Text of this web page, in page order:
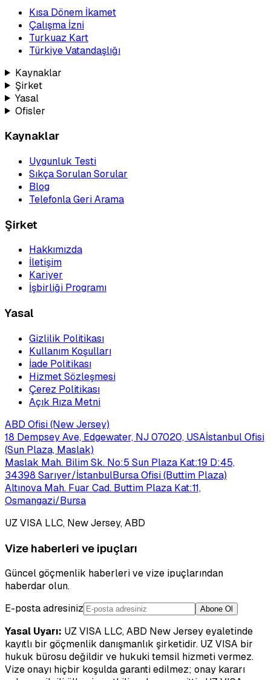
Kısa Dönem İkamet
Çalışma İzni
Turkuaz Kart
Türkiye Vatandaşlığı
Kaynaklar
Şirket
Yasal
Ofisler
Kaynaklar
Uygunluk Testi
Sıkça Sorulan Sorular
Blog
Telefonla Geri Arama
Şirket
Hakkımızda
İletişim
Kariyer
İşbirliği Programı
Yasal
Gizlilik Politikası
Kullanım Koşulları
İade Politikası
Hizmet Sözleşmesi
Çerez Politikası
Açık Rıza Metni
ABD Ofisi (New Jersey)
18 Dempsey Ave, Edgewater, NJ 07020, USAİstanbul Ofisi
(Sun Plaza, Maslak)
Maslak Mah. Bilim Sk. No:5 Sun Plaza Kat:19 D:45,
34398 Sarıyer/İstanbulBursa Ofisi (Buttim Plaza)
Altınova Mah. Fuar Cad. Buttim Plaza Kat:11,
Osmangazi/Bursa
UZ VISA LLC, New Jersey, ABD
Vize haberleri ve ipuçları
Güncel göçmenlik haberleri ve vize ipuçlarından
haberdar olun.
E-posta adresiniz
Abone Ol
Yasal Uyarı: UZ VISA LLC, ABD New Jersey eyaletinde
kayıtlı bir göçmenlik danışmanlık şirketidir. UZ VISA bir
hukuk bürosu değildir ve hukuki temsil hizmeti vermez.
Vize onayı hiçbir koşulda garanti edilmez; onay kararı